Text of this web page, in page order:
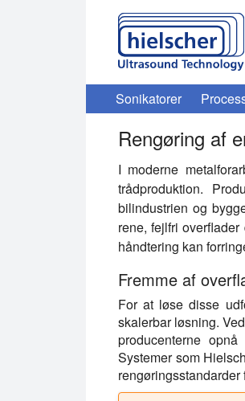
Sonikatorer
Rengøring af
I moderne
trådproduktion.
bilindustrien og
rene, fejlfri
håndtering kan
Fremme af
For at løse disse
skalerbar løsning.
producenterne
Systemer som